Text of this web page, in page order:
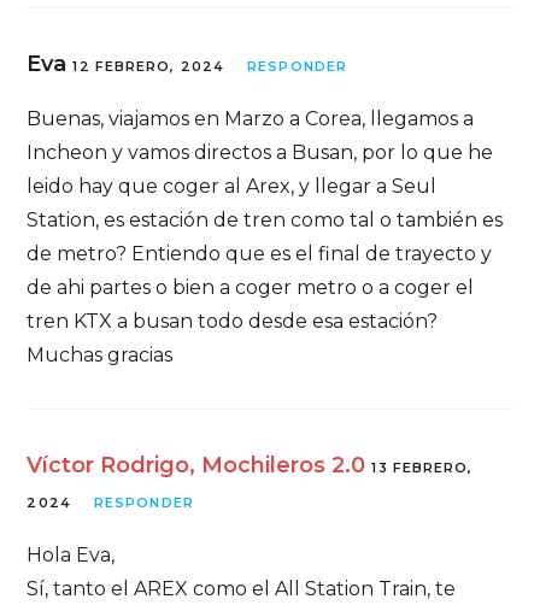
Eva12 FEBRERO, 2024 RESPONDER
Buenas, viajamos en Marzo a Corea, llegamos a
Incheon y vamos directos a Busan, por lo que he
leido hay que coger al Arex, y llegar a Seul
Station, es estación de tren como tal o también es
de metro? Entiendo que es el final de trayecto y
de ahi partes o bien a coger metro o a coger el
tren KTX a busan todo desde esa estación?
Muchas gracias
Víctor Rodrigo, Mochileros 2.0 13 FEBRERO,
2024 RESPONDER
Hola Eva,
Sí, tanto el AREX como el All Station Train, te